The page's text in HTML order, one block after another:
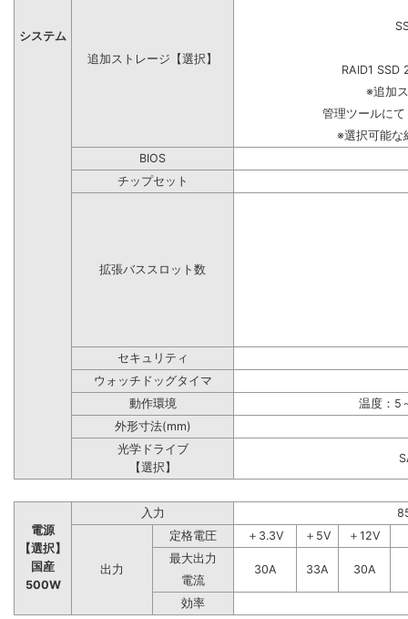
システム
追加ストレージ【選択】
RAID1 SSD
※追加
管理ツールに
※選択可能な
BIOS
チップセット
拡張バススロット数
セキュリティ
ウォッチドッグタイマ
動作環境
温度：5
外形寸法(mm)
光学ドライブ
【選択】
電源
【選択】
国産
500W
入力
出力
定格電圧 ＋3.3V ＋5V
＋12V
最大出力
30A
33A
30A
電流
効率